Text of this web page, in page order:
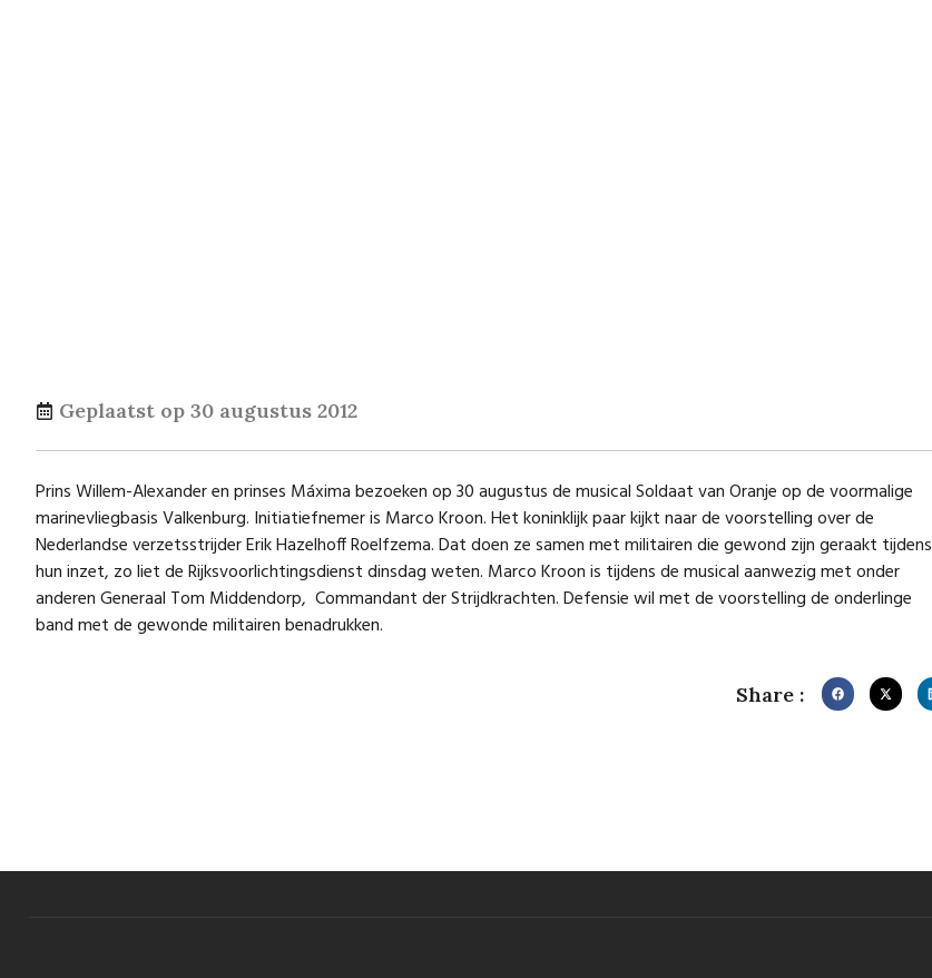
Geplaatst op 30 augustus 2012
Prins Willem-Alexander en prinses Máxima bezoeken op 30 augustus de musical Soldaat van Oranje op de voormalige
marinevliegbasis Valkenburg. Initiatiefnemer is Marco Kroon. Het koninklijk paar kijkt naar de voorstelling over de
Nederlandse verzetsstrijder Erik Hazelhoff Roelfzema. Dat doen ze samen met militairen die gewond zijn geraakt tijdens
hun inzet, zo liet de Rijksvoorlichtingsdienst dinsdag weten. Marco Kroon is tijdens de musical aanwezig met onder
anderen Generaal Tom Middendorp, Commandant der Strijdkrachten. Defensie wil met de voorstelling de onderlinge
band met de gewonde militairen benadrukken.
Share :